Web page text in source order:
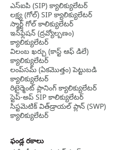
ఎస్‌ఐపి (SIP) క్యాలిక్యులేటర్
లక్ష్య (గోల్) SIP క్యాలిక్యులేటర్
స్మార్ట్ గోల్ కాలిక్యులేటర్
ఇన్‌ఫ్లేషన్ (ద్రవ్యోల్బణం)
క్యాలిక్యులేటర్
విలంబ ఖర్చు (కాస్ట్ ఆఫ్ డిలే)
క్యాలిక్యులేటర్
లంప్‌సమ్ (ఏకమొత్తం) పెట్టుబడి
క్యాలిక్యులేటర్
రిటైర్మెంట్ ప్లానింగ్ క్యాలిక్యులేటర్
స్టెప్-అప్ SIP కాలిక్యులేటర్
సిస్టమెటిక్ విత్‌డ్రాయల్ ప్లాన్ (SWP)
క్యాలిక్యులేటర్
ఫండ్ల రకాలు